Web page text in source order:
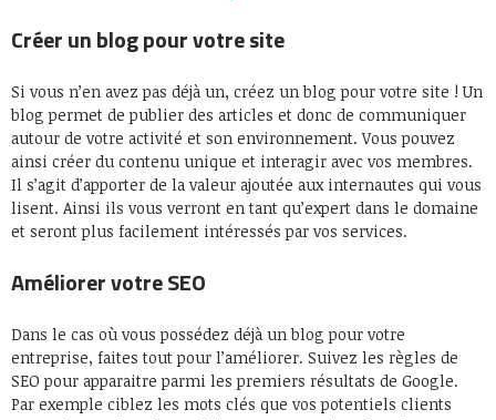
Créer un blog pour votre site
Si vous n’en avez pas déjà un, créez un blog pour votre site ! Un
blog permet de publier des articles et donc de communiquer
autour de votre activité et son environnement. Vous pouvez
ainsi créer du contenu unique et interagir avec vos membres.
Il s’agit d’apporter de la valeur ajoutée aux internautes qui vous
lisent. Ainsi ils vous verront en tant qu’expert dans le domaine
et seront plus facilement intéressés par vos services.
Améliorer votre SEO
Dans le cas où vous possédez déjà un blog pour votre
entreprise, faites tout pour l’améliorer. Suivez les règles de
SEO pour apparaitre parmi les premiers résultats de Google.
Par exemple ciblez les mots clés que vos potentiels clients